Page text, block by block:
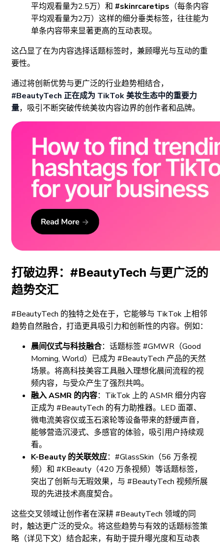
平均观看量为2.5万）和 #skinrcaretips （每条内容
平均观看量为2万）这样的细分垂类标签，往往能为
单条内容带来显著更高的互动表现。
这凸显了在为内容选择话题标签时，兼顾曝光与互动的重
要性。
通过将创新优势与更广泛的行业趋势相结合，
#BeautyTech 正在成为 TikTok 美妆生态中的重要力
量，吸引不断突破传统美妆内容边界的创作者和品牌。
打破边界：#BeautyTech 与更广泛的
趋势交汇
#BeautyTech 的独特之处在于，它能够与 TikTok 上相邻
趋势自然融合，打造更具吸引力和创新性的内容。例如：
晨间仪式与科技融合：话题标签 #GMWR（Good
Morning, World）已成为 #BeautyTech 产品的天然
场景。将高科技美容工具融入理想化晨间流程的视
频内容，与受众产生了强烈共鸣。
融入 ASMR 的内容：TikTok 上的 ASMR 细分内容
正成为 #BeautyTech 的有力助推器。LED 面罩、
微电流美容仪或玉石滚轮等设备带来的舒缓声音，
能够营造沉浸式、多感官的体验，吸引用户持续观
看。
K-Beauty 的关联效应：#GlassSkin（56 万条视
频）和 #KBeauty（420 万条视频）等话题标签，
突出了创新与无瑕效果，与 #BeautyTech 视频所展
现的先进技术高度契合。
这些交叉领域让创作者在深耕 #BeautyTech 领域的同
时，触达更广泛的受众。将这些趋势与有效的话题标签策
略（详见下文）结合起来，有助于提升曝光度和互动表